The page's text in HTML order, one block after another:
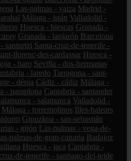
Las-palmas - yaiza Madrid -
Málaga - istán Valladolid -
Huesca - biescas Granada -
Granada - lanjarón Barcelona
santurtzi Santa-cruz-de-tenerife -
llorenç-des-cardassar Huesca -
- haro Sevilla - dos-hermanas
- laredo Tarragona - sant-
- dénia Cádiz - cádiz Málaga -
- pamplona Cantabria - santander
- salamanca Valladolid -
Málaga - torremolinos Illes-balears
Gipuzkoa - san-sebastián
- gijón Las-palmas - vega-de-
palmas-de-gran-canaria Badajoz
Huesca - jaca Cantabria -
de-tenerife - santiago-del-teide